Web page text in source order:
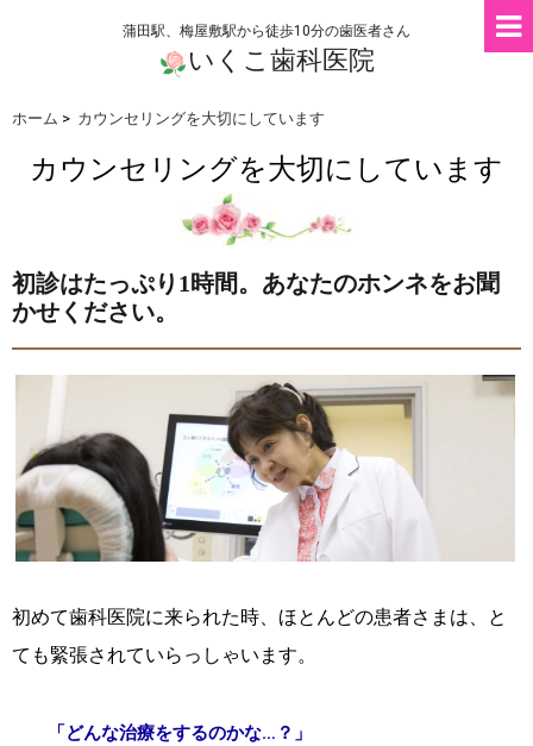
蒲田駅、梅屋敷駅から徒歩10分の歯医者さん
いくこ歯科医院
ホーム > カウンセリングを大切にしています
カウンセリングを大切にしています
初診はたっぷり1時間。あなたのホンネをお聞
かせください。
初めて歯科医院に来られた時、ほとんどの患者さまは、と
ても緊張されていらっしゃいます。
「どんな治療をするのかな…？」